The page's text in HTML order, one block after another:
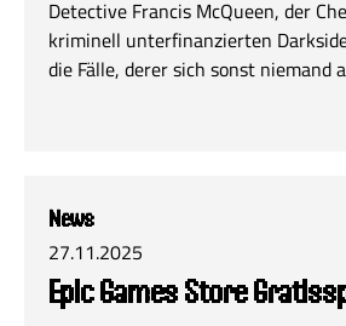
Detective Francis McQueen, der
kriminell unterfinanzierten
die Fälle, derer sich sonst niemand
News
27.11.2025
Epic Games Store